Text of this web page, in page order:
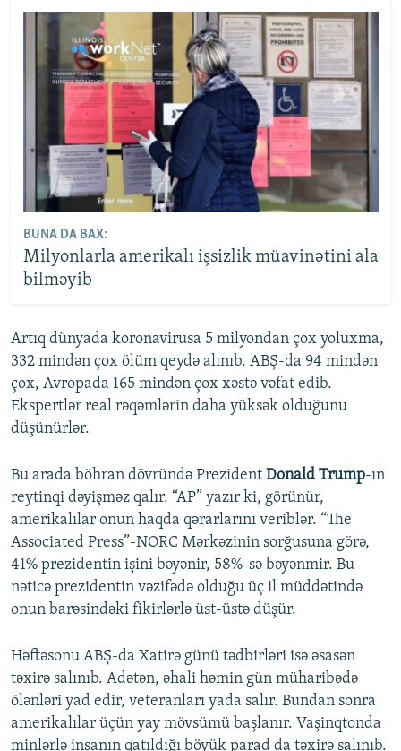
BUNA DA BAX:
Milyonlarla amerikalı işsizlik müavinətini ala
bilməyib
Artıq dünyada koronavirusa 5 milyondan çox yoluxma,
332 mindən çox ölüm qeydə alınıb. ABŞ-da 94 mindən
çox, Avropada 165 mindən çox xəstə vəfat edib.
Ekspertlər real rəqəmlərin daha yüksək olduğunu
düşünürlər.
Bu arada böhran dövründə Prezident Donald Trump-ın
reytinqi dəyişməz qalır. “AP” yazır ki, görünür,
amerikalılar onun haqda qərarlarını veriblər. “The
Associated Press”-NORC Mərkəzinin sorğusuna görə,
41% prezidentin işini bəyənir, 58%-sə bəyənmir. Bu
nəticə prezidentin vəzifədə olduğu üç il müddətində
onun barəsindəki fikirlərlə üst-üstə düşür.
Həftəsonu ABŞ-da Xatirə günü tədbirləri isə əsasən
təxirə salınıb. Adətən, əhali həmin gün müharibədə
ölənləri yad edir, veteranları yada salır. Bundan sonra
amerikalılar üçün yay mövsümü başlanır. Vaşinqtonda
minlərlə insanın qatıldığı böyük parad da təxirə salınıb.